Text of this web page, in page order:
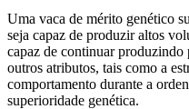
Uma vaca de mérito genético
seja capaz de produzir altos
capaz de continuar produzindo
outros atributos, tais como a
comportamento durante a
superioridade genética.